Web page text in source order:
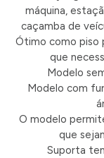
máquina,
caçamba de
Ótimo como piso
que
Modelo
Modelo com
O modelo
que
Suporta